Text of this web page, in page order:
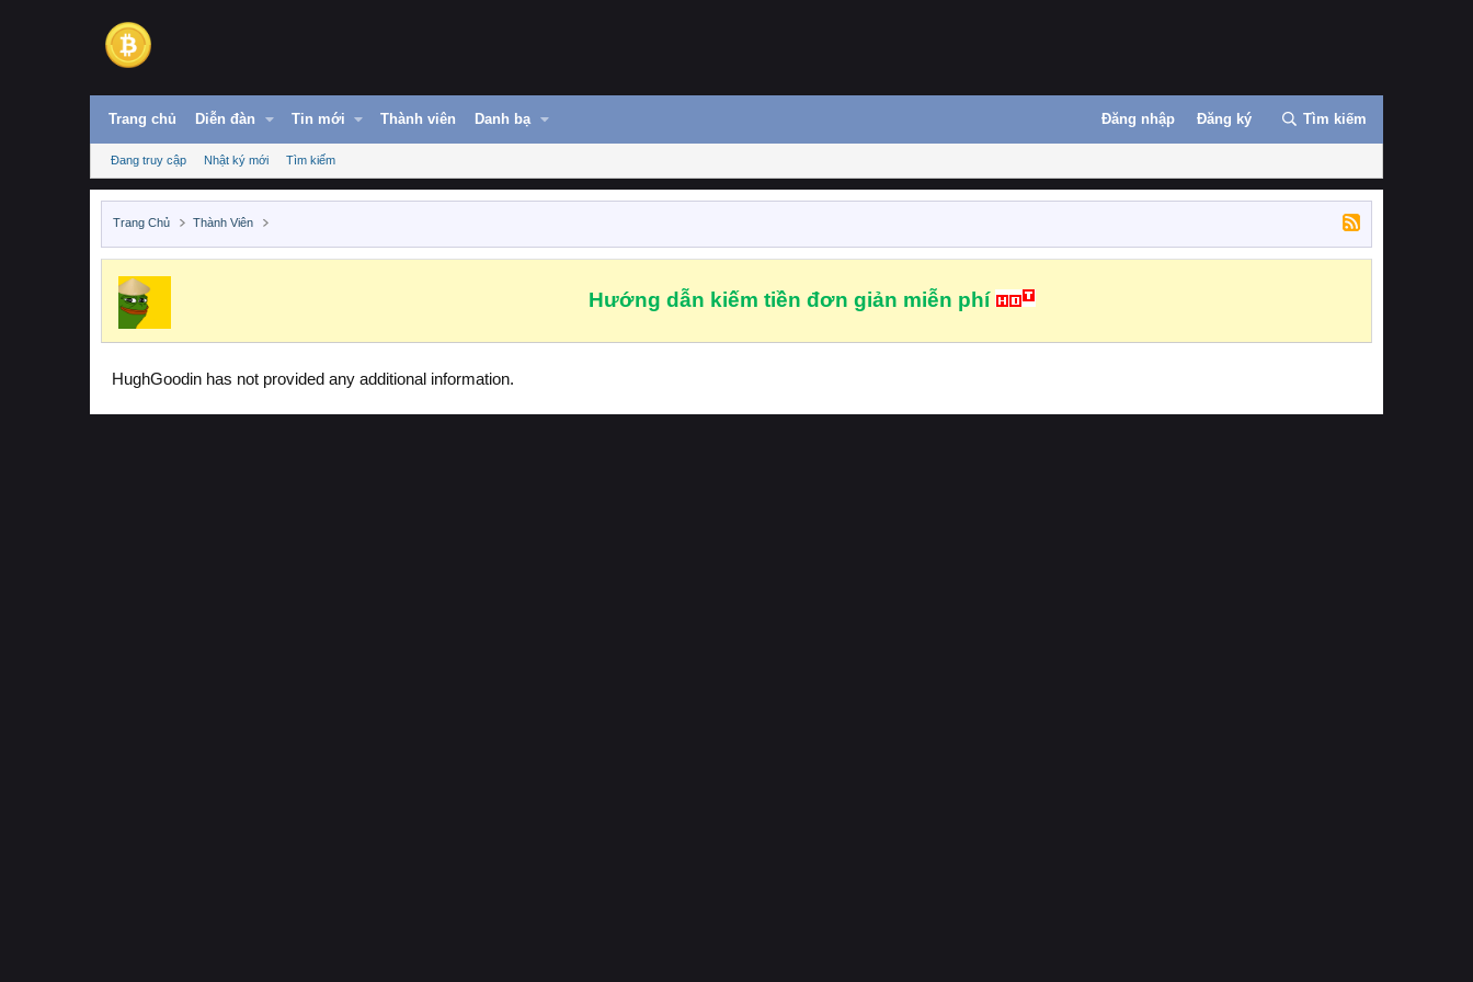
Trang chủ Diễn đàn Tin mới Thành viên Danh bạ Đăng nhập Đăng ký Tìm kiếm
Đang truy cập Nhật ký mới Tìm kiếm
Trang Chủ Thành Viên
Hướng dẫn kiếm tiền đơn giản miễn phí
HughGoodin has not provided any additional information.